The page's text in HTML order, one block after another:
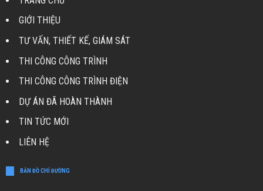
GIỚI THIỆU
TƯ VẤN, THIẾT KẾ, GIÁM SÁT
THI CÔNG CÔNG TRÌNH
THI CÔNG CÔNG TRÌNH ĐIỆN
DỰ ÁN ĐÃ HOÀN THÀNH
TIN TỨC MỚI
LIÊN HỆ
BẢN ĐỒ CHỈ ĐƯỜNG